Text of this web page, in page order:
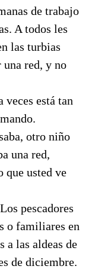
de trabajo
A todos les
las turbias
una red, y no
veces está tan
otro niño
una red,
que usted ve
pescadores
o familiares en
a las aldeas de
de diciembre.